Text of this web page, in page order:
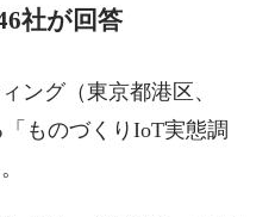
社が回答
ング（東京都港区、
ものづくりIoT実態調